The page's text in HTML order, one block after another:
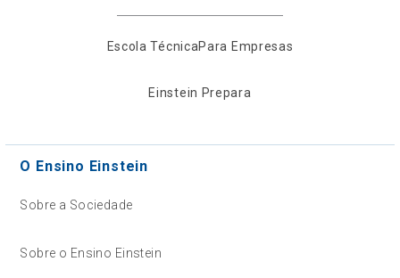
Escola TécnicaPara Empresas
Einstein Prepara
O Ensino Einstein
Sobre a Sociedade
Sobre o Ensino Einstein